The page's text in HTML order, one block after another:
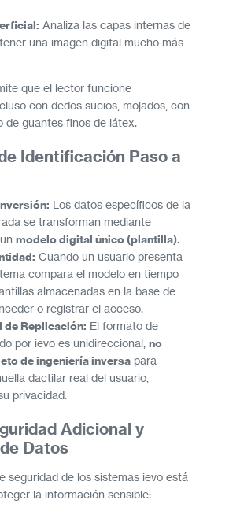
Analiza las capas internas de
una imagen digital mucho más
que el lector funcione
con dedos sucios, mojados, con
de guantes finos de látex.
Identificación Paso a
Los datos específicos de la
se transforman mediante
modelo digital único (plantilla).
Cuando un usuario presenta
compara el modelo en tiempo
almacenadas en la base de
o registrar el acceso.
Replicación: El formato de
por ievo es unidireccional; no
de ingeniería inversa para
dactilar real del usuario,
privacidad.
Adicional y
Datos
seguridad de los sistemas ievo está
la información sensible: